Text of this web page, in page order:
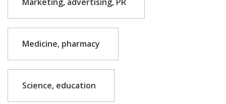
Medicine, pharmacy
Science, education